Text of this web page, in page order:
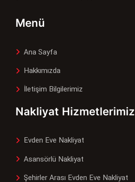
Menü
Ana Sayfa
Hakkımızda
İletişim Bilgilerimiz
Nakliyat Hizmetlerimiz
Evden Eve Nakliyat
Asansörlü Nakliyat
Şehirler Arası Evden Eve Nakliyat